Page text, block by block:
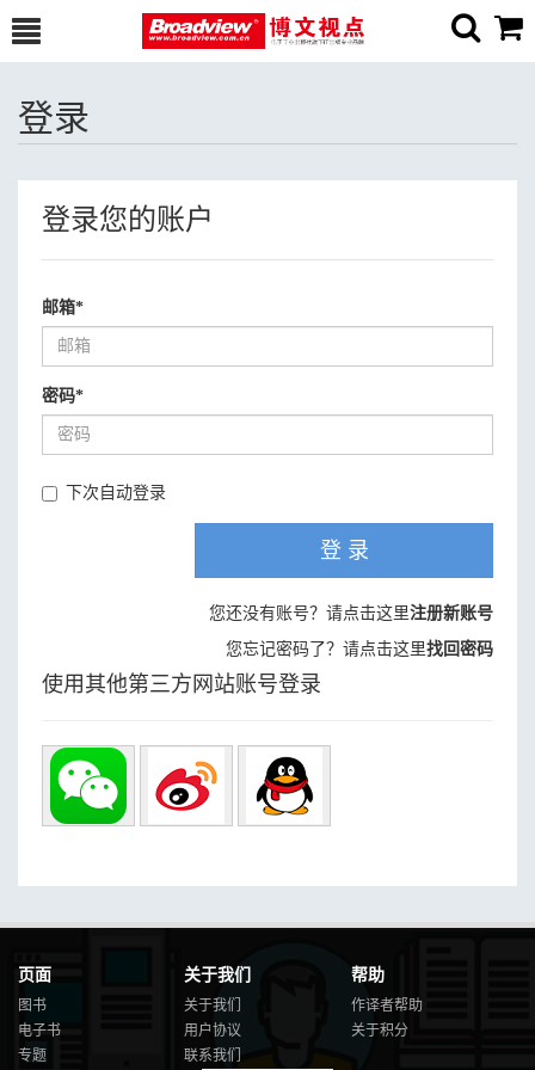
登录
登录您的账户
邮箱*
密码*
下次自动登录
登 录
您还没有账号？请点击这里注册新账号
您忘记密码了？请点击这里找回密码
使用其他第三方网站账号登录
页面
图书
电子书
专题
关于我们
关于我们
用户协议
联系我们
帮助
作译者帮助
关于积分